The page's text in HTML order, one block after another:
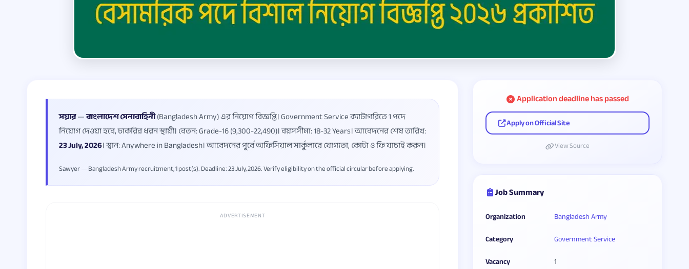
সয়ার—বাংলাদেশ সেনাবাহিনী(Bangladesh Army) এর নিয়োগ বিজ্ঞপ্তি। Government Service ক্যাটাগরিতে 1 পদে
নিয়োগ দেওয়া হবে, চাকরির ধরন স্থায়ী। বেতন: Grade-16 (9,300-22,490)। বয়সসীমা: 18-32 Years। আবেদনের শেষ তারিখ:
23 July, 2026। স্থান: Anywhere in Bangladesh। আবেদনের পূর্বে অফিসিয়াল সার্কুলারে যোগ্যতা, কোটা ও ফি যাচাই করুন।
Sawyer — Bangladesh Army recruitment, 1 post(s). Deadline: 23 July, 2026. Verify eligibility on the official circular before applying.
ADVERTISEMENT
Application deadline has passed
Apply on Official Site
View Source
Job Summary
Organization
Bangladesh Army
Category
Government Service
Vacancy
1